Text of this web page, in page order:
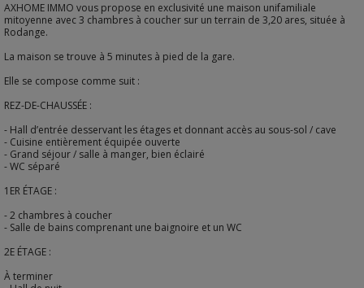
AXHOME IMMO vous propose en exclusivité une maison unifamiliale
mitoyenne avec 3 chambres à coucher sur un terrain de 3,20 ares, située à
Rodange.
La maison se trouve à 5 minutes à pied de la gare.
Elle se compose comme suit :
REZ-DE-CHAUSSÉE :
- Hall d’entrée desservant les étages et donnant accès au sous-sol / cave
- Cuisine entièrement équipée ouverte
- Grand séjour / salle à manger, bien éclairé
- WC séparé
1ER ÉTAGE :
- 2 chambres à coucher
- Salle de bains comprenant une baignoire et un WC
2E ÉTAGE :
À terminer